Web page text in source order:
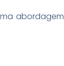
abordagem